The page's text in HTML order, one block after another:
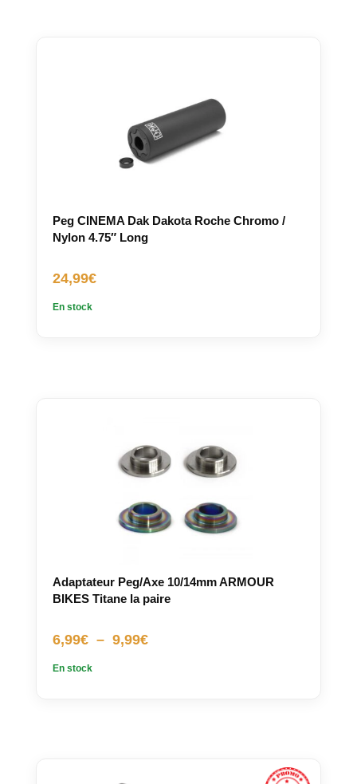
Peg CINEMA Dak Dakota Roche Chromo /
Nylon 4.75″ Long
24,99€
En stock
Adaptateur Peg/Axe 10/14mm ARMOUR
BIKES Titane la paire
6,99€ – 9,99€Plage
En stock